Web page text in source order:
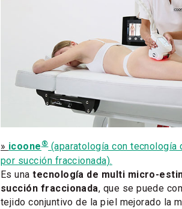
» icoone®(aparatología con tecnología
por succión fraccionada).
Es unatecnología de multi micro-
succión fraccionada, que se puede
tejido conjuntivo de la piel mejorado la